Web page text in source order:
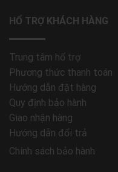
HỔ TRỢ KHÁCH HÀNG
Trung tâm hổ trợ
Phương thức thanh toán
Hướng dẫn đặt hàng
Quy định bảo hành
Giao nhận hàng
Hướng dẫn đổi trả
Chính sách bảo hành